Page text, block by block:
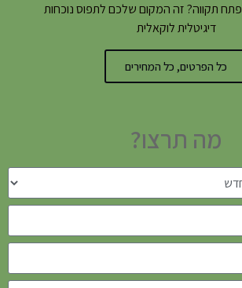
תקווה? זה המקום שלכם לתפוס נוכחות
דיגיטלית לוקאלית
כל הפרטים, כל המחירים
מה תרצו?